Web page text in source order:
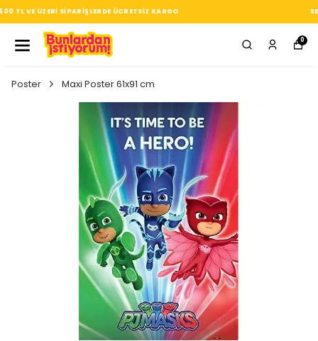
SEÇTIĞIN HER ÜRÜN, TARZINA DAIR KÜÇÜK BIR IMZA
0
Poster Maxi Poster 61x91 cm